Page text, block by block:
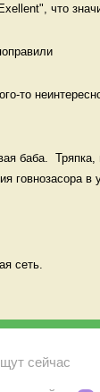
что
то
баба.  Тряпка,
говнозасора в
сеть.
сейчас